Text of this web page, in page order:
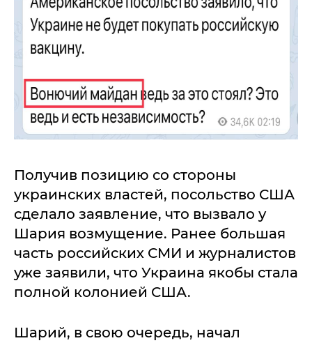
Получив позицию со стороны
украинских властей, посольство США
сделало заявление, что вызвало у
Шария возмущение. Ранее большая
часть российских СМИ и журналистов
уже заявили, что Украина якобы стала
полной колонией США.
Шарий, в свою очередь, начал